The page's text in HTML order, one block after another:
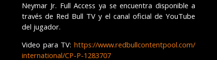
Neymar Jr. Full Access ya se encuentra disponible a
través de Red Bull TV y el canal oficial de YouTube
del jugador.
Video para TV:https://www.redbullcontentpool.com/
international/CP-P-1283707